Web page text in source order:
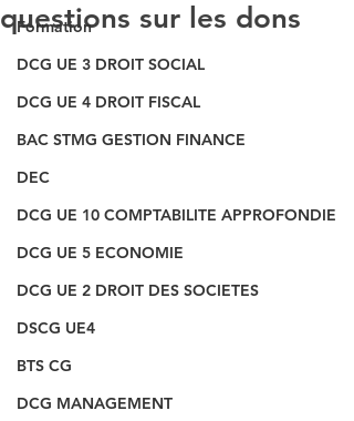
Formation
DCG UE 3 DROIT SOCIAL
DCG UE 4 DROIT FISCAL
BAC STMG GESTION FINANCE
DEC
DCG UE 10 COMPTABILITE APPROFONDIE
DCG UE 5 ECONOMIE
DCG UE 2 DROIT DES SOCIETES
DSCG UE4
BTS CG
DCG MANAGEMENT
questions sur les dons